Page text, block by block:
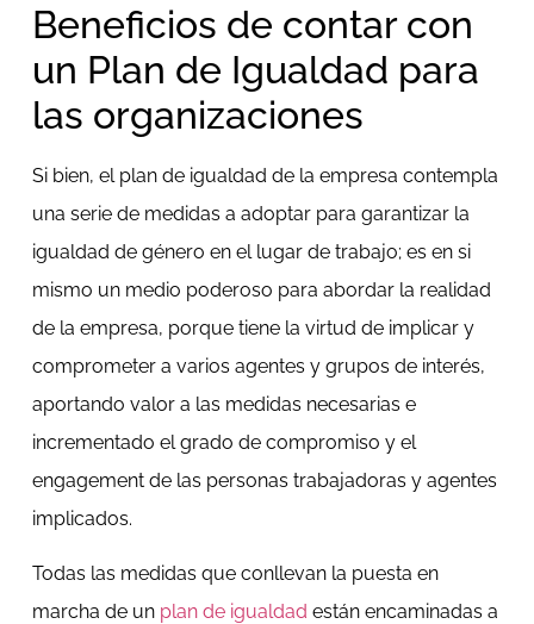
Beneficios de contar con
un Plan de Igualdad para
las organizaciones
Si bien, el plan de igualdad de la empresa contempla
una serie de medidas a adoptar para garantizar la
igualdad de género en el lugar de trabajo; es en si
mismo un medio poderoso para abordar la realidad
de la empresa, porque tiene la virtud de implicar y
comprometer a varios agentes y grupos de interés,
aportando valor a las medidas necesarias e
incrementado el grado de compromiso y el
engagement de las personas trabajadoras y agentes
implicados.
Todas las medidas que conllevan la puesta en
marcha de un plan de igualdad están encaminadas a